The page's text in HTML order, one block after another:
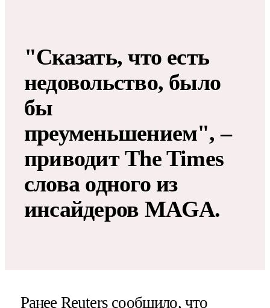
"Сказать, что есть
недовольство, было
бы
преуменьшением", –
приводит The Times
слова одного из
инсайдеров MAGA.
Ранее Reuters сообщило, что